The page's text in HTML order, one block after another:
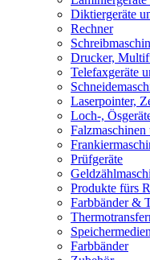
Diktiergeräte
Rechner
Drucker,
Telefaxgeräte
Laserpointer,
Loch-,
Prüfgeräte
Produkte fürs
Farbbänder &
Speichermedien
Farbbänder